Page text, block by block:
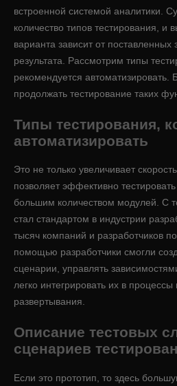
встроенной системой аналитики.
количество типов тестирования, и
варианта зависит от
результата. Рассмотрим типы
рекомендуется
продолжать тестирование таких
Типы тестирования,
автоматизировать
Это не только увеличивает
позволяет эффективно
большим количеством модулей. С
стал стандартом в индустрии
тысяч компаний и разработчиков
помощью разработчики смогли
сценарии, управлять
легко интегрировать их в
развертывания.
Описание тестовых
сценариев
Если это прототип, то здесь